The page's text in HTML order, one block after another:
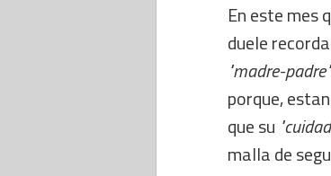
En este mes
duele
"madre-padre"
porque,
que su
malla de